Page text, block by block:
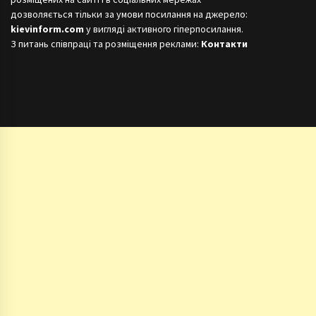
дозволяється тільки за умови посилання на джерело:
kievinform.com у вигляді активного гіперпосилання.
З питань співпраці та розміщення реклами: Контакти